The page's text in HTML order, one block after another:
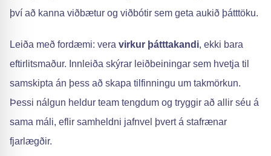
því að kanna viðbætur og viðbótir sem geta aukið þátttöku.
Leiða með fordæmi: vera virkur þátttakandi, ekki bara
eftirlitsmaður. Innleiða skýrar leiðbeiningar sem hvetja til
samskipta án þess að skapa tilfinningu um takmörkun.
Þessi nálgun heldur team tengdum og tryggir að allir séu á
sama máli, eflir samheldni jafnvel þvert á stafrænar
fjarlægðir.